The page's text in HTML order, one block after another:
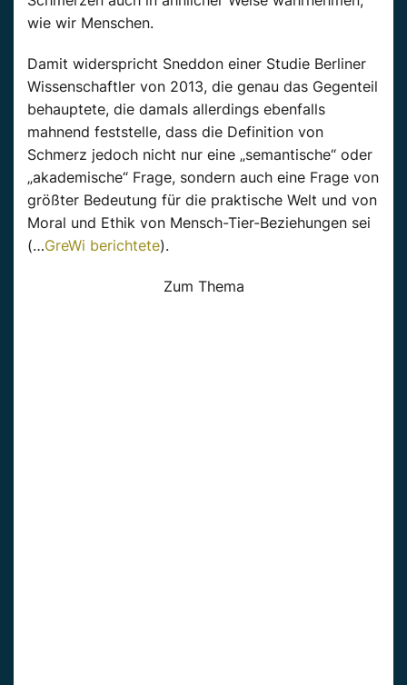
wie wir Menschen.
Damit widerspricht Sneddon einer Studie Berliner
Wissenschaftler von 2013, die genau das Gegenteil
behauptete, die damals allerdings ebenfalls
mahnend feststelle, dass die Definition von
Schmerz jedoch nicht nur eine „semantische“ oder
„akademische“ Frage, sondern auch eine Frage von
größter Bedeutung für die praktische Welt und von
Moral und Ethik von Mensch-Tier-Beziehungen sei
(…GreWi berichtete).
Zum Thema